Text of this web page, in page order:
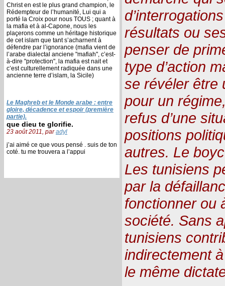
Christ en est le plus grand champion, le
Rédempteur de l’humanité, Lui qui a
porté la Croix pour nous TOUS ; quant à
la mafia et à al-Capone, nous les
plaçerons comme un héritage historique
de cet islam que tant s’acharnent à
défendre par l’ignorance (mafia vient de
l’arabe dialectal anciene "mafiah", c’est-
à-dire "protection", la mafia est nait et
c’est culturellement radiquée dans une
ancienne terre d’islam, la Sicile)
Le Maghreb et le Monde arabe : entre
gloire, décadence et espoir (première
partie).
que dieu te glorifie.
23 août 2011, paradyl
j’ai aimé ce que vous pensé . suis de ton
coté. tu me trouvera a l’appui
résultats ou
penser de
type d’action
se révéler être
pour un
refus d’une
positions
autres. Le
Les tunisiens
par la
fonctionner ou
société. Sans
tunisiens
indirectement
le même